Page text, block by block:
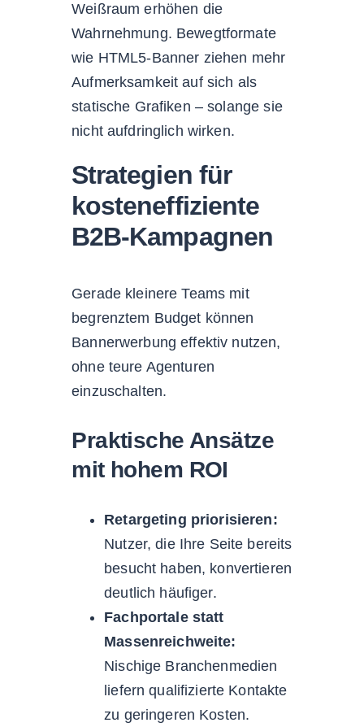
Weißraum erhöhen die
Wahrnehmung. Bewegtformate
wie HTML5-Banner ziehen mehr
Aufmerksamkeit auf sich als
statische Grafiken – solange sie
nicht aufdringlich wirken.
Strategien für
kosteneffiziente
B2B-Kampagnen
Gerade kleinere Teams mit
begrenztem Budget können
Bannerwerbung effektiv nutzen,
ohne teure Agenturen
einzuschalten.
Praktische Ansätze
mit hohem ROI
Retargeting priorisieren:
Nutzer, die Ihre Seite bereits
besucht haben, konvertieren
deutlich häufiger.
Fachportale statt
Massenreichweite:
Nischige Branchenmedien
liefern qualifizierte Kontakte
zu geringeren Kosten.